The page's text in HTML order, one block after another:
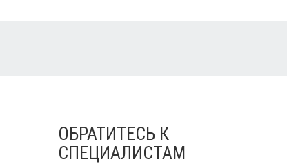
ОБРАТИТЕСЬ К
СПЕЦИАЛИСТАМ